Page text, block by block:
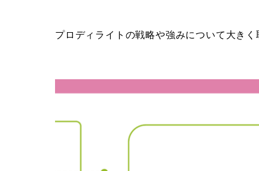
プロディライトの戦略や強みについて大きく